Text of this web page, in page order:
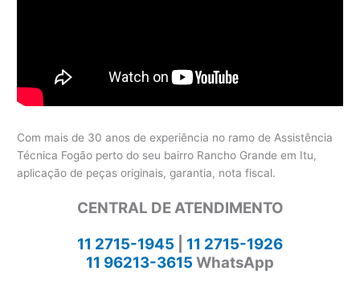
Com mais de 30 anos de experiência no ramo de Assistência
Técnica Fogão perto do seu bairro Rancho Grande em Itu,
aplicação de peças originais, garantia, nota fiscal.
CENTRAL DE ATENDIMENTO
11 2715-1945
11 2715-1926
11 96213-3615 WhatsApp